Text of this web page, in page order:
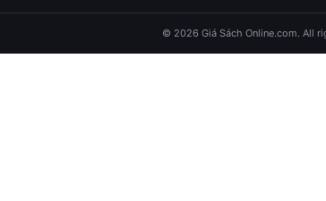
© 2026 Giá Sách Online.com. All